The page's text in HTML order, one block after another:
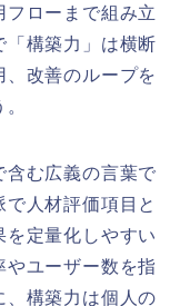
フローまで組み立
「構築力」は横断
改善のループを
含む広義の言葉で
人材評価項目と
を定量化しやすい
やユーザー数を指
、構築力は個人の